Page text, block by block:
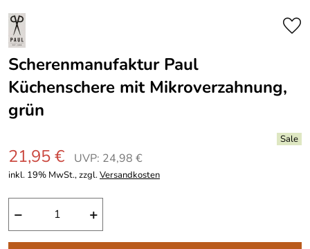
Scherenmanufaktur Paul
Küchenschere mit Mikroverzahnung,
grün
21,95 € UVP: 24,98 €
inkl. 19% MwSt., zzgl.Versandkosten
− +